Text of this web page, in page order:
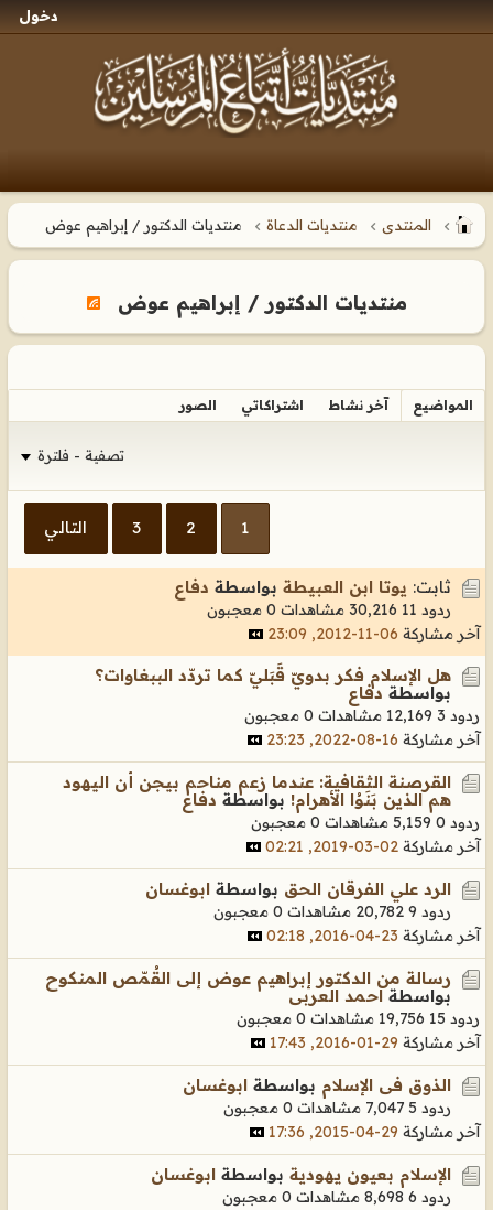
دخول
المنتدى منتديات الدعاة منتديات الدكتور / إبراهيم عوض
منتديات الدكتور / إبراهيم عوض
المواضيع آخر نشاط اشتراكاتي الصور
تصفية - فلترة
1
2
3 التالي
ثابت: يوتا ابن العبيطة بواسطة دفاع
ردود 11 30,216 مشاهدات
0 معجبون
آخر مشاركة 06-11-2012, 23:09
هل الإسلام فكر بدويّ قَبَليّ كما تردّد الببغاوات؟
بواسطة دفاع
ردود 3 12,169 مشاهدات
0 معجبون
آخر مشاركة 16-08-2022, 23:23
القرصنة الثقافية: عندما زعم مناحم بيجن أن اليهود
هم الذين بَنَوُا الأهرام! بواسطة دفاع
ردود 0 5,159 مشاهدات
0 معجبون
آخر مشاركة 02-03-2019, 02:21
الرد علي الفرقان الحق بواسطة ابوغسان
ردود 9 20,782 مشاهدات
0 معجبون
آخر مشاركة 23-04-2016, 02:18
رسالة من الدكتور إبراهيم عوض إلى القُمّص المنكوح
بواسطةاحمد العربى
ردود 15 19,756 مشاهدات
0 معجبون
آخر مشاركة 29-01-2016, 17:43
الذوق فى الإسلام بواسطة ابوغسان
ردود 5 7,047 مشاهدات
0 معجبون
آخر مشاركة 29-04-2015, 17:36
الإسلام بعيون يهودية بواسطة ابوغسان
ردود 6 8,698 مشاهدات
0 معجبون